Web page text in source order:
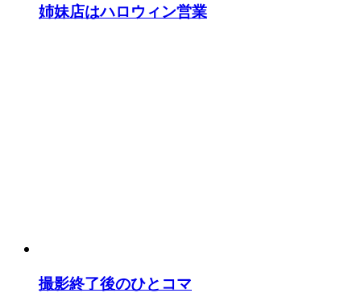
姉妹店はハロウィン営業
撮影終了後のひとコマ